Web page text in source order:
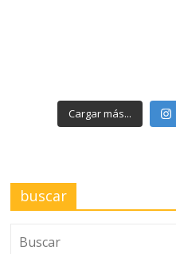
Cargar más...
buscar